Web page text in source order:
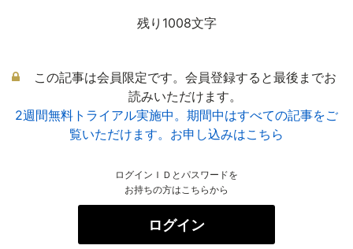
残り1008文字
この記事は会員限定です。会員登録すると最後までお
読みいただけます。
2週間無料トライアル実施中。期間中はすべての記事をご
覧いただけます。お申し込みはこちら
ログインＩＤとパスワードを
お持ちの方はこちらから
ログイン